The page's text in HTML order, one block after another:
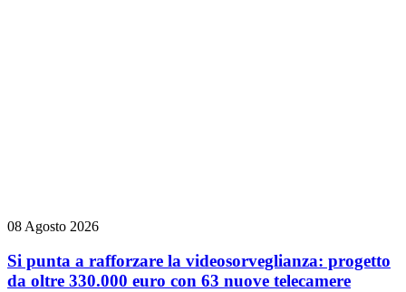
08 Agosto 2026
Si punta a rafforzare la videosorveglianza: progetto
da oltre 330.000 euro con 63 nuove telecamere